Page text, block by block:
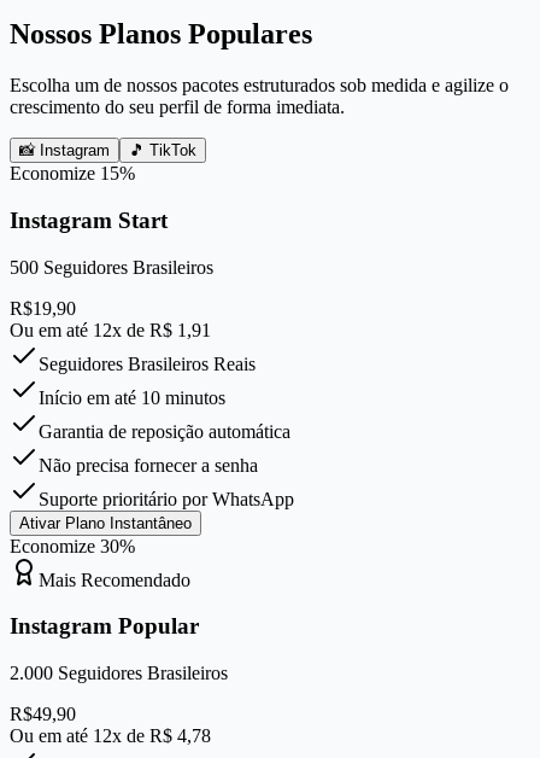
Nossos Planos Populares
Escolha um de nossos pacotes estruturados sob medida e agilize o
crescimento do seu perfil de forma imediata.
📸 Instagram 🎵 TikTok
Economize 15%
Instagram Start
500 Seguidores Brasileiros
R$19,90
Ou em até 12x de R$ 1,91
Seguidores Brasileiros Reais
Início em até 10 minutos
Garantia de reposição automática
Não precisa fornecer a senha
Suporte prioritário por WhatsApp
Ativar Plano Instantâneo
Economize 30%
Mais Recomendado
Instagram Popular
2.000 Seguidores Brasileiros
R$49,90
Ou em até 12x de R$ 4,78